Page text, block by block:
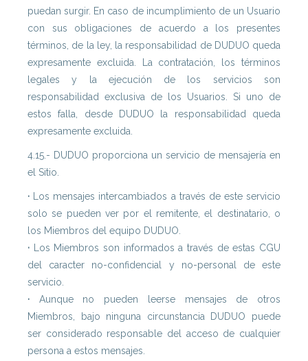
puedan surgir. En caso de incumplimiento de un Usuario
con sus obligaciones de acuerdo a los presentes
términos, de la ley, la responsabilidad de DUDUO queda
expresamente excluida. La contratación, los términos
legales y la ejecución de los servicios son
responsabilidad exclusiva de los Usuarios. Si uno de
estos falla, desde DUDUO la responsabilidad queda
expresamente excluida.
4.15.- DUDUO proporciona un servicio de mensajería en
el Sitio.
· Los mensajes intercambiados a través de este servicio
solo se pueden ver por el remitente, el destinatario, o
los Miembros del equipo DUDUO.
· Los Miembros son informados a través de estas CGU
del caracter no-confidencial y no-personal de este
servicio.
· Aunque no pueden leerse mensajes de otros
Miembros, bajo ninguna circunstancia DUDUO puede
ser considerado responsable del acceso de cualquier
persona a estos mensajes.